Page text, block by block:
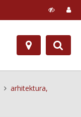
arhitektura,